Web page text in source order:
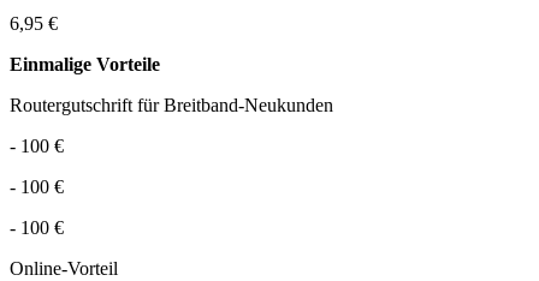
6,95 €
Einmalige Vorteile
Routergutschrift für Breitband-Neukunden
- 100 €
- 100 €
- 100 €
Online-Vorteil